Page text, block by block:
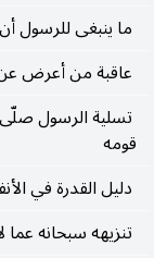
ما ينبغى للرسول
عاقبة من أعرض
تسلية الرسول
قومه
دليل القدرة في
تنزيهه سبحانه عما
، فمثّل حالها
مختلف
فتاتا متكسرا ،